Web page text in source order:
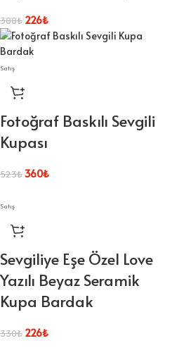
300₺ 226₺
Satış
Fotoğraf Baskılı Sevgili
Kupası
523₺360₺
Satış
Sevgiliye Eşe Özel Love
Yazılı Beyaz Seramik
Kupa Bardak
330₺ 226₺